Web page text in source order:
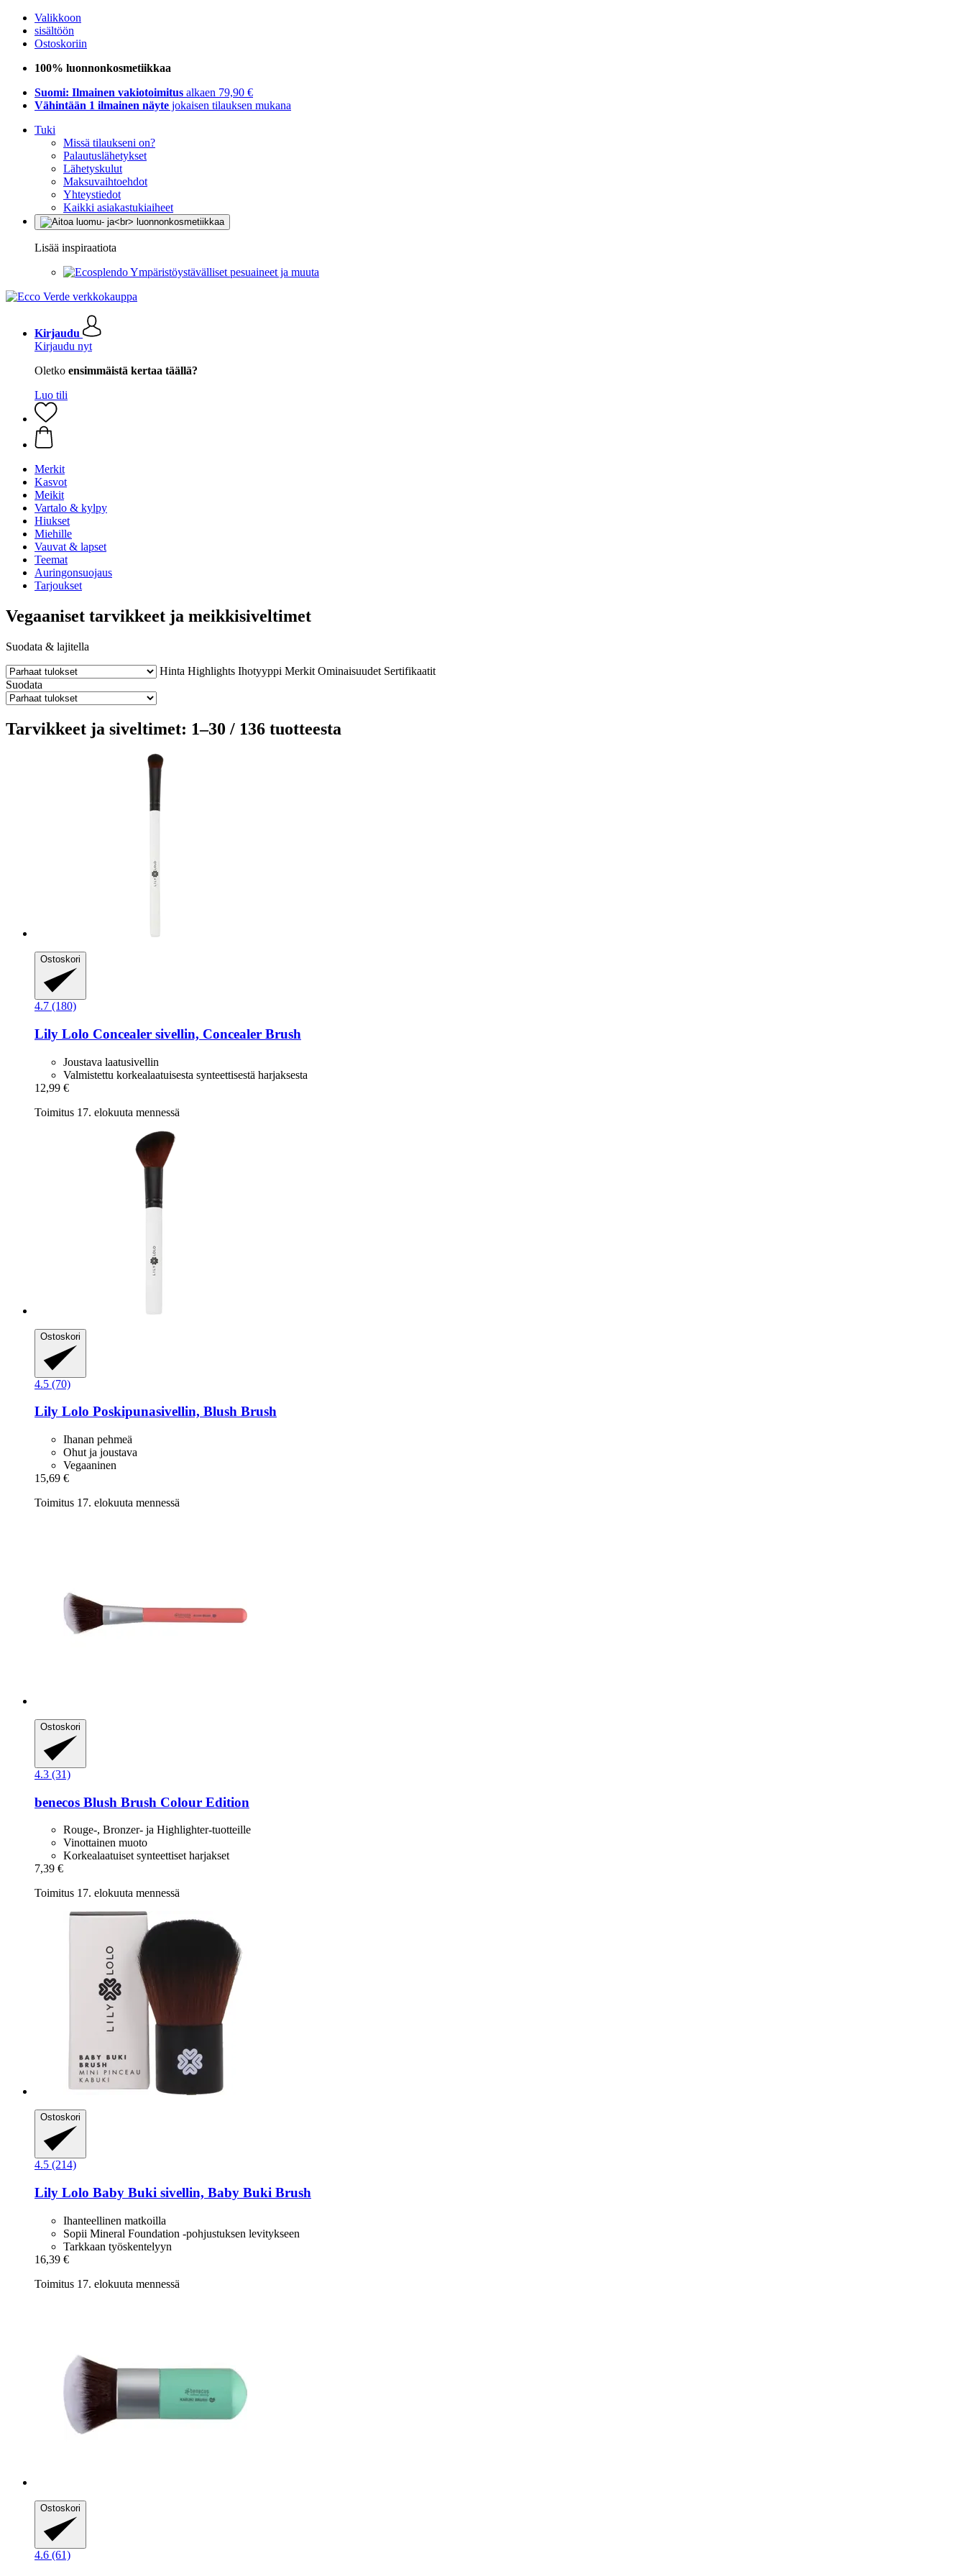
Valikkoon
sisältöön
Ostoskoriin
100% luonnonkosmetiikkaa
Suomi: Ilmainen vakiotoimitus alkaen 79,90 €
Vähintään 1 ilmainen näyte jokaisen tilauksen mukana
Tuki
Missä tilaukseni on?
Palautuslähetykset
Lähetyskulut
Maksuvaihtoehdot
Yhteystiedot
Kaikki asiakastukiaiheet
Lisää inspiraatiota
Ympäristöystävälliset pesuaineet ja muuta
Kirjaudu
Kirjaudu nyt
Oletko ensimmäistä kertaa täällä?
Luo tili
Merkit
Kasvot
Meikit
Vartalo & kylpy
Hiukset
Miehille
Vauvat & lapset
Teemat
Auringonsuojaus
Tarjoukset
Vegaaniset tarvikkeet ja meikkisiveltimet
Suodata & lajitella
Hinta Highlights Ihotyyppi Merkit Ominaisuudet Sertifikaatit
Suodata
Tarvikkeet ja siveltimet: 1–30 / 136 tuotteesta
Ostoskori
4.7 (180)
Lily Lolo Concealer sivellin, Concealer Brush
Joustava laatusivellin
Valmistettu korkealaatuisesta synteettisestä harjaksesta
12,99 €
Toimitus 17. elokuuta mennessä
Ostoskori
4.5 (70)
Lily Lolo Poskipunasivellin, Blush Brush
Ihanan pehmeä
Ohut ja joustava
Vegaaninen
15,69 €
Toimitus 17. elokuuta mennessä
Ostoskori
4.3 (31)
benecos Blush Brush Colour Edition
Rouge-, Bronzer- ja Highlighter-tuotteille
Vinottainen muoto
Korkealaatuiset synteettiset harjakset
7,39 €
Toimitus 17. elokuuta mennessä
Ostoskori
4.5 (214)
Lily Lolo Baby Buki sivellin, Baby Buki Brush
Ihanteellinen matkoilla
Sopii Mineral Foundation -pohjustuksen levitykseen
Tarkkaan työskentelyyn
16,39 €
Toimitus 17. elokuuta mennessä
Ostoskori
4.6 (61)